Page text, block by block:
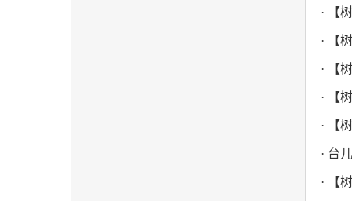
· 【
· 【
· 【
· 【
· 【
· 台
· 【